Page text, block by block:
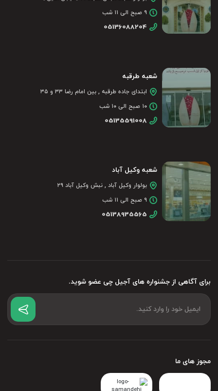
برای آگاهی از جشنواره های آجیل چی عضو شوید.
۹ صبح الی ۱۱ شب
05136088204
شعبه طرقبه
ابتدای جاده طرقبه , بین امام رضا ۳۳ و ۳۵
۱۰ صبح الی ۱۰ شب
05135591008
شعبه وکیل آباد
بولوار وکیل آباد , نبش وکیل آباد ۲۹
۹ صبح الی ۱۱ شب
05138935565
مجوز های ما